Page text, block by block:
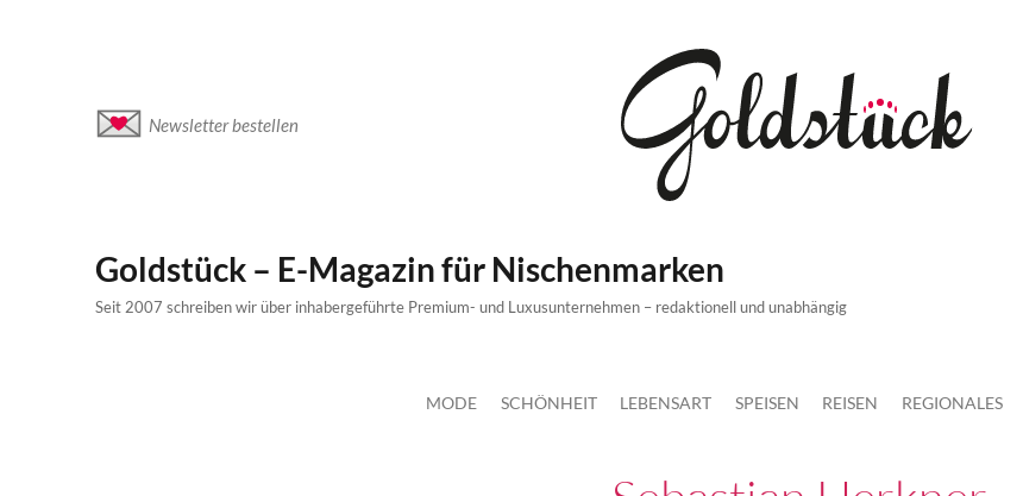
Newsletter bestellen
Goldstück – E-Magazin für Nischenmarken
Seit 2007 schreiben wir über inhabergeführte Premium- und Luxusunternehmen – redaktionell und unabhängig
MODE SCHÖNHEIT LEBENSART SPEISEN REISEN REGIONALES